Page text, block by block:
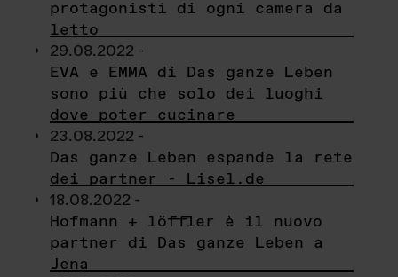
protagonisti di ogni camera da
letto
29.08.2022 -
EVA e EMMA di Das ganze Leben
sono più che solo dei luoghi
dove poter cucinare
23.08.2022 -
Das ganze Leben espande la rete
dei partner - Lisel.de
18.08.2022 -
Hofmann + löffler è il nuovo
partner di Das ganze Leben a
Jena